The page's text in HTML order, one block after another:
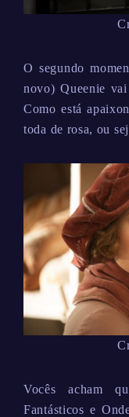
O segundo
novo) Queenie
Como está
toda de rosa, ou
Vocês acham
Fantásticos e